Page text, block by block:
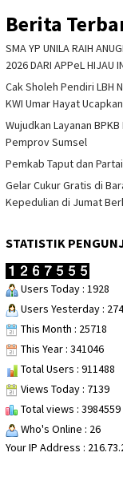
Berita
SMA YP UNILA RAIH
2026 DARI APPeL HIJAU
Cak Sholeh Pendiri LBH
KWI Umar Hayat
Wujudkan Layanan
Pemprov Sumsel
Pemkab Taput dan
Gelar Cukur Gratis di
Kepedulian di Jumat
STATISTIK
Users Today : 1928
Users Yesterday :
This Month : 25718
This Year : 341046
Total Users : 911488
Views Today : 7139
Total views : 3984559
Who's Online : 26
Your IP Address :